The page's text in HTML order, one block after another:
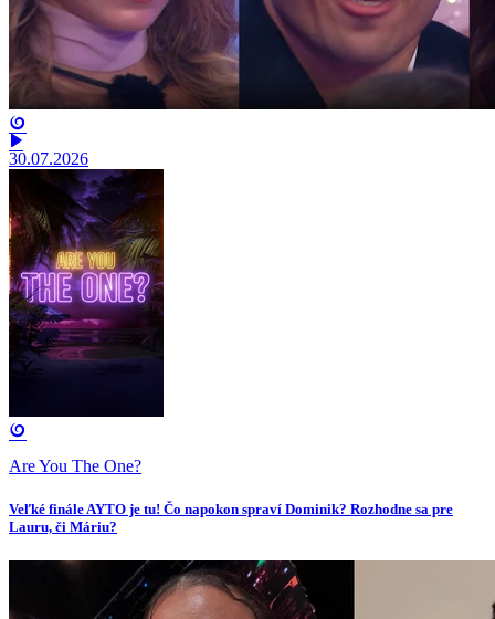
30.07.2026
Are You The One?
Veľké finále AYTO je tu! Čo napokon spraví Dominik? Rozhodne sa pre
Lauru, či Máriu?